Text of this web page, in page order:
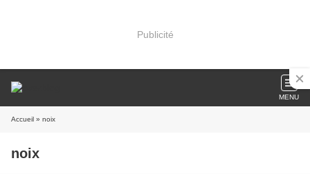
Publicité
MENU
Accueil » noix
noix